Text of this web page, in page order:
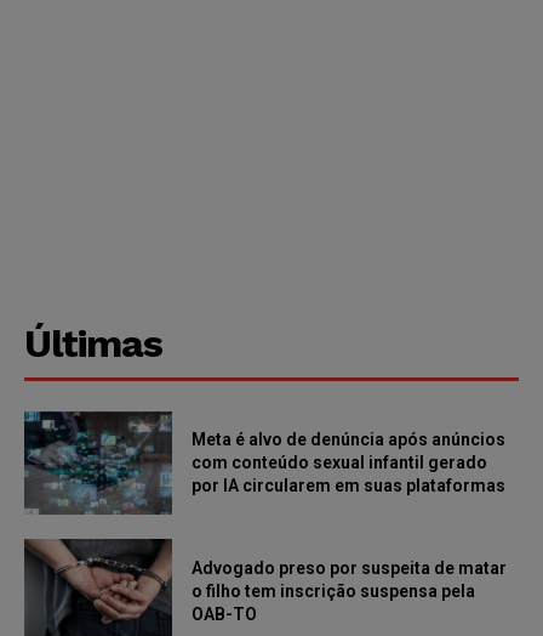
Últimas
Meta é alvo de denúncia após anúncios
com conteúdo sexual infantil gerado
por IA circularem em suas plataformas
Advogado preso por suspeita de matar
o filho tem inscrição suspensa pela
OAB-TO